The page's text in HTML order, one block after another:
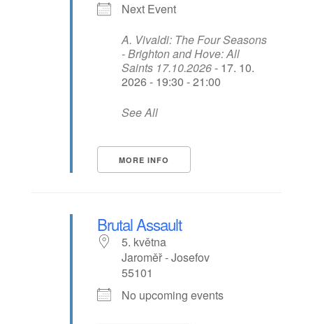
Next Event
A. Vivaldi: The Four Seasons
- Brighton and Hove: All
Saints 17.10.2026- 17. 10.
2026 - 19:30 - 21:00
See All
MORE INFO
Brutal Assault
5. května
Jaroměř - Josefov
55101
No upcoming events